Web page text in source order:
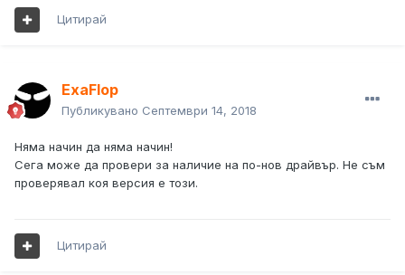
Цитирай
ExaFlop
Публикувано Септември 14, 2018
Няма начин да няма начин!
Сега може да провери за наличие на по-нов драйвър. Не съм
проверявал коя версия е този.
Цитирай